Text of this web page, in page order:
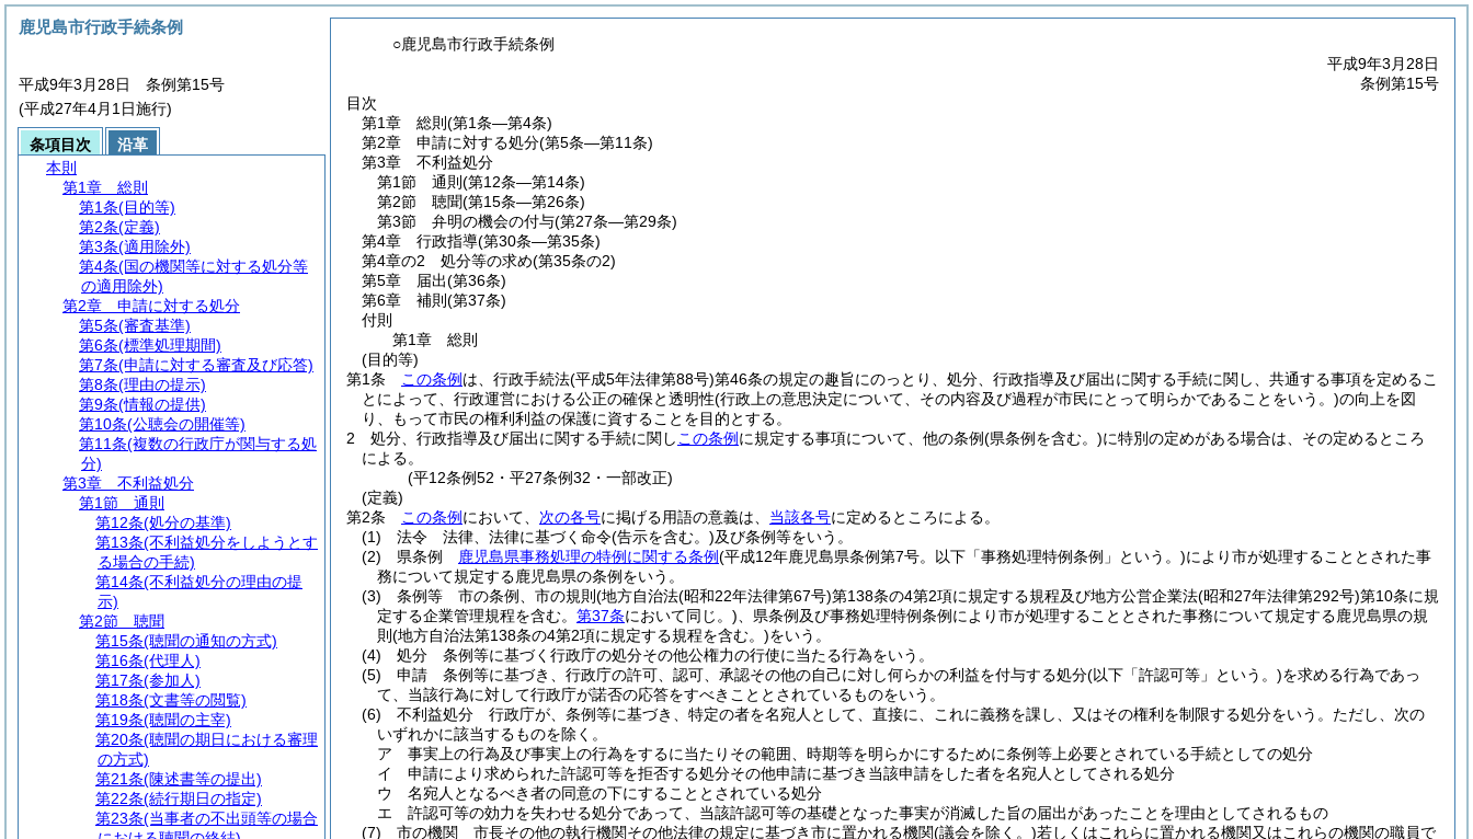
○鹿児島市行政手続条例
平成9年3月28日
条例第15号
目次
第1章
総則 (第1条―第4条)
第2章
申請に対する処分(第5条―第11条)
第3章
不利益処分
第1節
通則 (第12条―第14条)
第2節
聴聞(第15条―第26条)
第3節
弁明の機会の付与(第27条―第29条)
第4章
行政指導(第30条―第35条)
第4章の2
処分等の求め(第35条の2)
第5章
届出(第36条)
第6章
補則 (第37条)
付則
第1章
総則
(目的等)
第1条
この条例 は、行政手続法(平成5年法律第88号)第46条の規定の趣旨にのっとり、処分、行政指導及び届出に関する手続に関し、共通する事項を定めるこ
とによって、行政運営における公正の確保と透明性(行政上の意思決定について、その内容及び過程が市民にとって明らかであることをいう。)の向上を図
り、もって市民の権利利益の保護に資することを目的とする。
2
処分、行政指導及び届出に関する手続に関し この条例 に規定する事項について、他の条例(県条例を含む。)に特別の定めがある場合は、その定めるところ
による。
(平12条例52・平27条例32・一部改正)
(定義)
第2条
この条例 において、 次の各号に掲げる用語の意義は、 当該各号に定めるところによる。
(1)
法令 法律、法律に基づく命令(告示を含む。)及び条例等をいう。
(2)
県条例 鹿児島県事務処理の特例に関する条例(平成12年鹿児島県条例第7号。以下「事務処理特例条例」という。)により市が処理することとされた事
務について規定する鹿児島県の条例をいう。
(3)
条例等 市の条例、市の規則 (地方自治法(昭和22年法律第67号)第138条の4第2項に規定する規程及び地方公営企業法(昭和27年法律第292号)第10条に規
定する企業管理規程を含む。 第37条において同じ。) 、県条例及び事務処理特例条例により市が処理することとされた事務について規定する鹿児島県の規
則 (地方自治法第138条の4第2項に規定する規程を含む。)をいう。
(4)
処分 条例等に基づく行政庁の処分その他公権力の行使に当たる行為をいう。
(5)
申請 条例等に基づき、行政庁の許可、認可、承認その他の自己に対し何らかの利益を付与する処分(以下「許認可等」という。)を求める行為であっ
て、当該行為に対して行政庁が諾否の応答をすべきこととされているものをいう。
(6)
不利益処分 行政庁が、条例等に基づき、特定の者を名宛人として、直接に、これに義務を課し、又はその権利を制限する処分をいう。 ただし、次の
いずれかに該当するものを除く。
ア
事実上の行為及び事実上の行為をするに当たりその範囲、時期等を明らかにするために条例等上必要とされている手続としての処分
イ
申請により求められた許認可等を拒否する処分その他申請に基づき当該申請をした者を名宛人としてされる処分
ウ
名宛人となるべき者の同意の下にすることとされている処分
エ
許認可等の効力を失わせる処分であって、当該許認可等の基礎となった事実が消滅した旨の届出があったことを理由としてされるもの
(7)
市の機関 市長その他の執行機関その他法律の規定に基づき市に置かれる機関(議会を除く。)若しくはこれらに置かれる機関又はこれらの機関の職員で
鹿児島市行政手続条例
平成9年3月28日 条例第15号
(平成27年4月1日施行)
条項目次
沿革
本則
第1章
総則
第1条(目的等)
第2条(定義)
第3条(適用除外)
第4条(国の機関等に対する処分等
の適用除外)
第2章
申請に対する処分
第5条(審査基準)
第6条(標準処理期間)
第7条(申請に対する審査及び応答)
第8条(理由の提示)
第9条(情報の提供)
第10条(公聴会の開催等)
第11条(複数の行政庁が関与する処
分)
第3章
不利益処分
第1節
通則
第12条(処分の基準)
第13条(不利益処分をしようとす
る場合の手続)
第14条(不利益処分の理由の提
示)
第2節
聴聞
第15条(聴聞の通知の方式)
第16条(代理人)
第17条(参加人)
第18条(文書等の閲覧)
第19条(聴聞の主宰)
第20条(聴聞の期日における審理
の方式)
第21条(陳述書等の提出)
第22条(続行期日の指定)
第23条(当事者の不出頭等の場合